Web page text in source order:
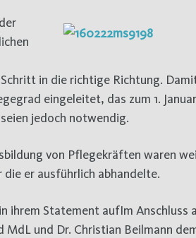
in die richtige Richtung.
eingeleitet, das zum 1.
jedoch notwendig.
von Pflegekräften waren
er ausführlich abhandelte.
ihrem Statement aufIm Anschluss
und Dr. Christian Beilmann